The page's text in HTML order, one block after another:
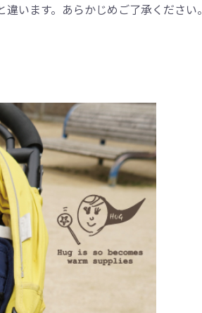
います。あらかじめご了承ください。